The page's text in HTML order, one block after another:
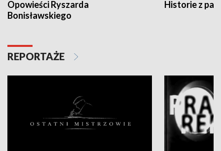
Opowieści Ryszarda
Bonisławskiego
Historie z
REPORTAŻE